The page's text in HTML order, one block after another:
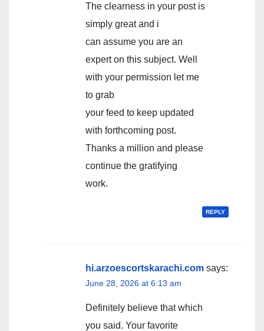
The clearness in your post is
simply great and i
can assume you are an
expert on this subject. Well
with your permission let me
to grab
your feed to keep updated
with forthcoming post.
Thanks a million and please
continue the gratifying
work.
REPLY
hi.arzoescortskarachi.com says:
June 28, 2026 at 6:13 am
Definitely believe that which
you said. Your favorite